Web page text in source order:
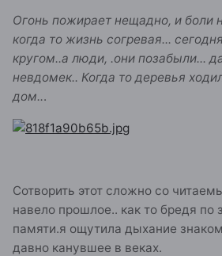
Огонь пожирает нещадно, и боли
когда то жизнь согревая...
кругом..а люди, .они позабыли...
невдомек.. Когда то деревья
дом...
Сотворить этот сложно со
навело прошлое.. как то бредя по
памяти.я ощутила дыхание
давно канувшее в веках.